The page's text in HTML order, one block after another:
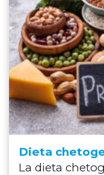
Dieta
La dieta